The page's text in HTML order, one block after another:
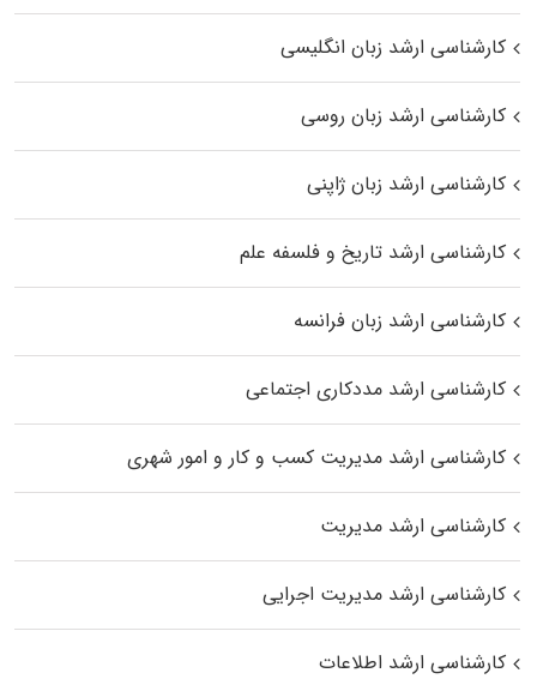
کارشناسی ارشد زبان انگلیسی
کارشناسی ارشد زبان روسی
کارشناسی ارشد زبان ژاپنی
کارشناسی ارشد تاریخ و فلسفه علم
کارشناسی ارشد زبان فرانسه
کارشناسی ارشد مددکاری اجتماعی
کارشناسی ارشد مدیریت کسب و کار و امور شهری
کارشناسی ارشد مدیریت
کارشناسی ارشد مدیریت اجرایی
کارشناسی ارشد اطلاعات